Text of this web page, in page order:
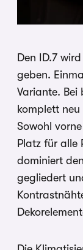
Den ID.7
geben.
Variante. Bei
komplett
Sowohl
Platz für alle
dominiert
gegliedert